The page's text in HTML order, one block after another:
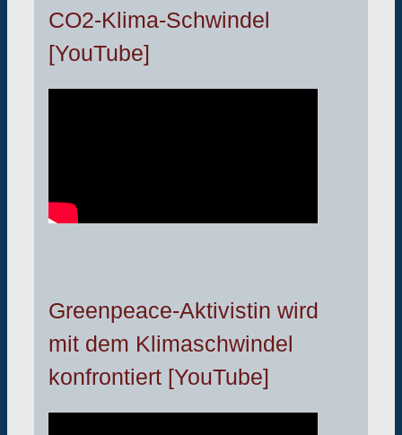
CO2-Klima-Schwindel
[YouTube]
Greenpeace-Aktivistin wird
mit dem Klimaschwindel
konfrontiert [YouTube]